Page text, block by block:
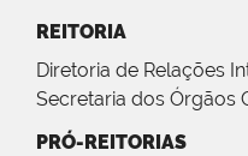
REITORIA
Diretoria de Relações
Secretaria dos Órgãos
PRÓ-REITORIAS